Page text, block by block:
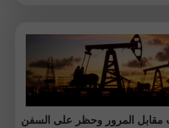
مقابل المرور وحظر على السفن